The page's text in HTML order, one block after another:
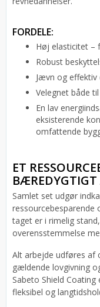
FORDELE:
Høj elasticitet –
Robust
Jævn og
Velegnet både
En lav
eksisterende
omfattende
ET
Samlet set udgør
taget er i rimelig
overensstemmelse
Alt arbejde udføres af
gældende lovgivning
Sabeto Shield
fleksibel og